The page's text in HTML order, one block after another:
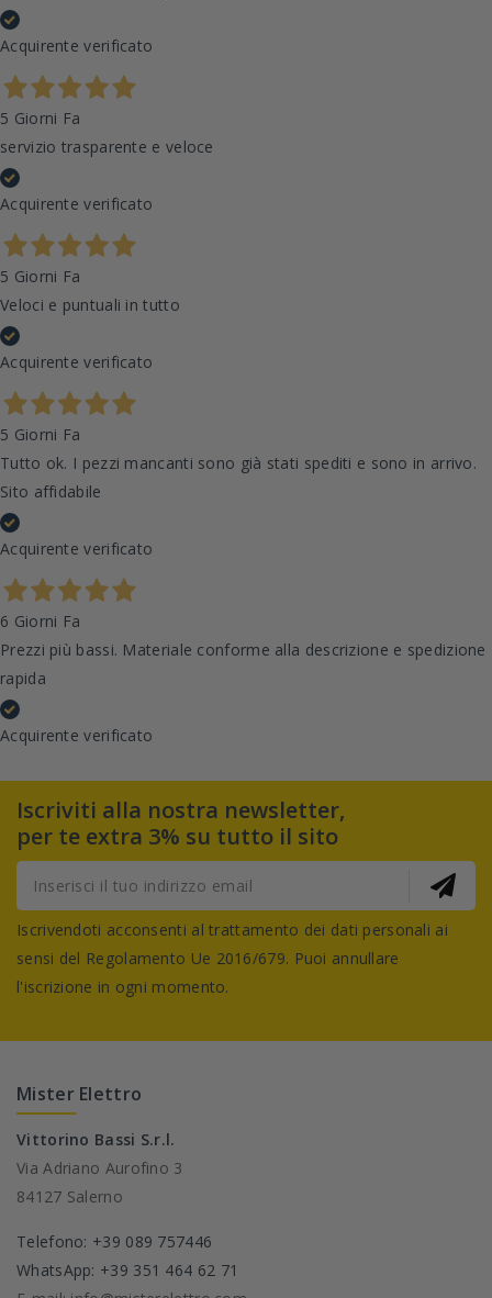
Acquirente verificato
5 Giorni Fa
servizio trasparente e veloce
Acquirente verificato
5 Giorni Fa
Veloci e puntuali in tutto
Acquirente verificato
5 Giorni Fa
Tutto ok. I pezzi mancanti sono già stati spediti e sono in arrivo.
Sito affidabile
Acquirente verificato
6 Giorni Fa
Prezzi più bassi. Materiale conforme alla descrizione e spedizione
rapida
Acquirente verificato
Iscriviti alla nostra newsletter,
per te extra 3% su tutto il sito
Iscrivendoti acconsenti al trattamento dei dati personali ai
sensi del Regolamento Ue 2016/679. Puoi annullare
l'iscrizione in ogni momento.
Mister Elettro
Vittorino Bassi S.r.l.
Via Adriano Aurofino 3
84127 Salerno
Telefono: +39 089 757446
WhatsApp: +39 351 464 62 71